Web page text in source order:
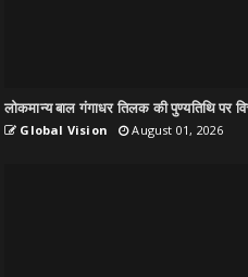
लोकमान्य बाल गंगाधर तिलक की पुण्यतिथि पर
Global Vision August 01, 2026